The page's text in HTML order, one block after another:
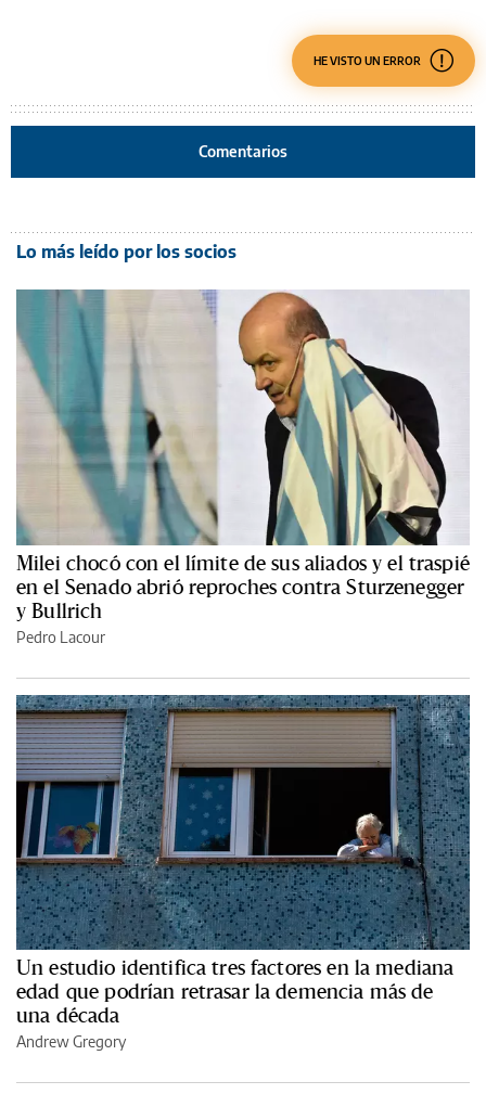
HE VISTO UN ERROR
Comentarios
Lo más leído por los socios
Milei chocó con el límite de sus aliados y el traspié
en el Senado abrió reproches contra Sturzenegger
y Bullrich
Pedro Lacour
Un estudio identifica tres factores en la mediana
edad que podrían retrasar la demencia más de
una década
Andrew Gregory